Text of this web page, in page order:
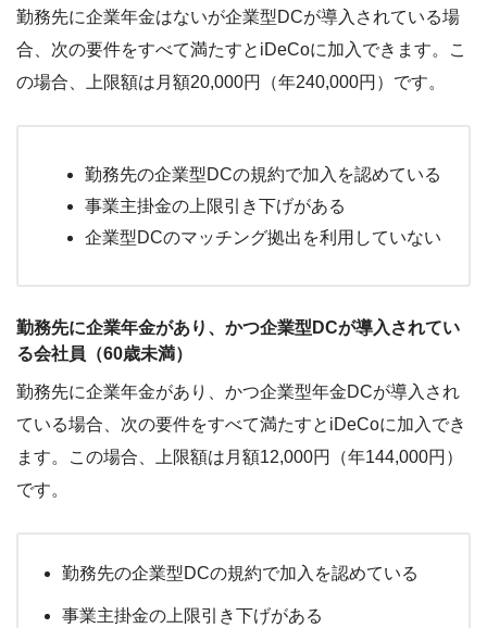
勤務先に企業年金はないが企業型DCが導入されている場
合、次の要件をすべて満たすとiDeCoに加入できます。こ
の場合、上限額は月額20,000円（年240,000円）です。
勤務先の企業型DCの規約で加入を認めている
事業主掛金の上限引き下げがある
企業型DCのマッチング拠出を利用していない
勤務先に企業年金があり、かつ企業型DCが導入されてい
る会社員（60歳未満）
勤務先に企業年金があり、かつ企業型年金DCが導入され
ている場合、次の要件をすべて満たすとiDeCoに加入でき
ます。この場合、上限額は月額12,000円（年144,000円）
です。
勤務先の企業型DCの規約で加入を認めている
事業主掛金の上限引き下げがある